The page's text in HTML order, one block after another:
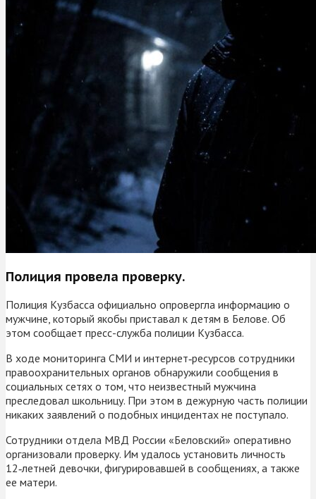
Полиция провела проверку.
Полиция Кузбасса официально опровергла информацию о
мужчине, который якобы приставал к детям в Белове. Об
этом сообщает пресс-служба полиции Кузбасса.
В ходе мониторинга СМИ и интернет‑ресурсов сотрудники
правоохранительных органов обнаружили сообщения в
социальных сетях о том, что неизвестный мужчина
преследовал школьницу. При этом в дежурную часть полиции
никаких заявлений о подобных инцидентах не поступало.
Сотрудники отдела МВД России «Беловский» оперативно
организовали проверку. Им удалось установить личность
12‑летней девочки, фигурировавшей в сообщениях, а также
ее матери.